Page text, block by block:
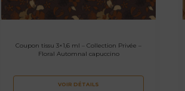
Coupon tissu 3×1,6 ml – Collection Privée –
Floral Automnal capuccino
VOIR DÉTAILS